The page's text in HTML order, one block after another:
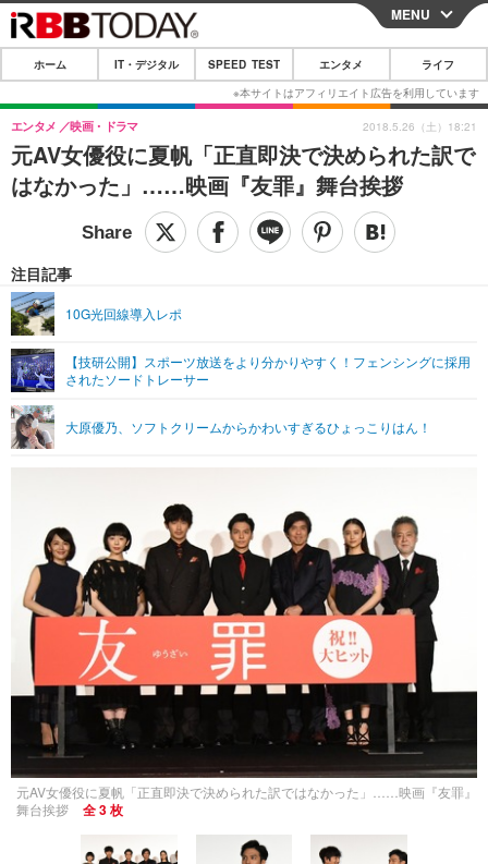
CLOSE
ホーム
IT・デジタル
IT・デジタルTOP スマートフォン
ショッピング その他
SPEED TEST
エンタメTOP 映画・ドラマ
グラビア
ショッピング その他
ライフTOP
その他
リリース一覧
プッシュ通知の停止方法
MENU
ホーム IT・デジタル SPEED TEST エンタメ ライフ
元AV女優役に夏帆「正直即決で決められた訳で
はなかった」……映画『友罪』舞台挨拶
エンタメ 映画・ドラマ
注目記事
10G光回線導入レポ
【技研公開】スポーツ放送をより分かりやすく！フェンシングに採用
されたソードトレーサー
大原優乃、ソフトクリームからかわいすぎるひょっこりはん！
2018.5.26（土）18:21
元AV女優役に夏帆「正直即決で決められた訳ではなかった」……映画『友罪』
舞台挨拶
全 3 枚